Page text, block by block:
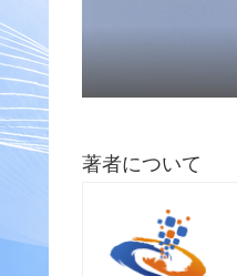
著者について